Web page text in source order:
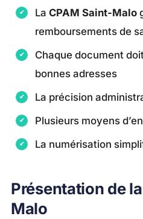
La CPAM Saint-Malo
remboursements de
Chaque document
bonnes adresses
La précision
Plusieurs moyens
La numérisation
Présentation de
Malo